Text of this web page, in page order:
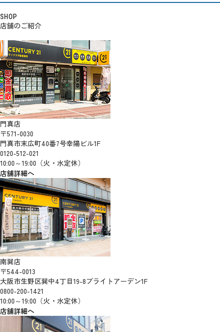
SHOP
店舗のご紹介
門真店
〒571-0030
門真市末広町40番7号幸陽ビル1F
0120-512-021
10:00～19:00（火・水定休）
店舗詳細へ
南巽店
〒544-0013
大阪市生野区巽中4丁目19-8ブライトアーデン1F
0800-200-1421
10:00～19:00（火・水定休）
店舗詳細へ